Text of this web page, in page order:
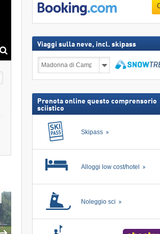
Non attuale
Viaggi sulla neve, incl. skipass
sulla
Prenota online questo comprensorio
sciistico
Skipass
Alloggi low cost/hotel
Noleggio sci